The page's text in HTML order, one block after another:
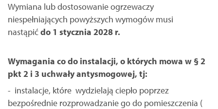
Wymiana lub dostosowanie ogrzewaczy
niespełniających powyższych wymogów musi
nastąpićdo 1 stycznia 2028 r.
Wymagania co do instalacji, o których mowa w § 2
pkt 2 i 3 uchwały antysmogowej, tj:
- instalacje, które wydzielają ciepło poprzez
bezpośrednie rozprowadzanie go do pomieszczenia (